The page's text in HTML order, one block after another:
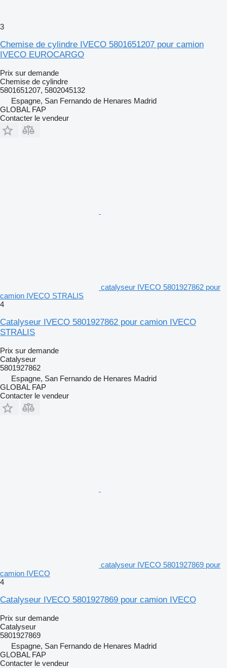
3
Chemise de cylindre IVECO 5801651207 pour camion
IVECO EUROCARGO
Prix sur demande
Chemise de cylindre
5801651207, 5802045132
Espagne, San Fernando de Henares Madrid
GLOBAL FAP
Contacter le vendeur
catalyseur IVECO 5801927862 pour
camion IVECO STRALIS
4
Catalyseur IVECO 5801927862 pour camion IVECO
STRALIS
Prix sur demande
Catalyseur
5801927862
Espagne, San Fernando de Henares Madrid
GLOBAL FAP
Contacter le vendeur
catalyseur IVECO 5801927869 pour
camion IVECO
4
Catalyseur IVECO 5801927869 pour camion IVECO
Prix sur demande
Catalyseur
5801927869
Espagne, San Fernando de Henares Madrid
GLOBAL FAP
Contacter le vendeur